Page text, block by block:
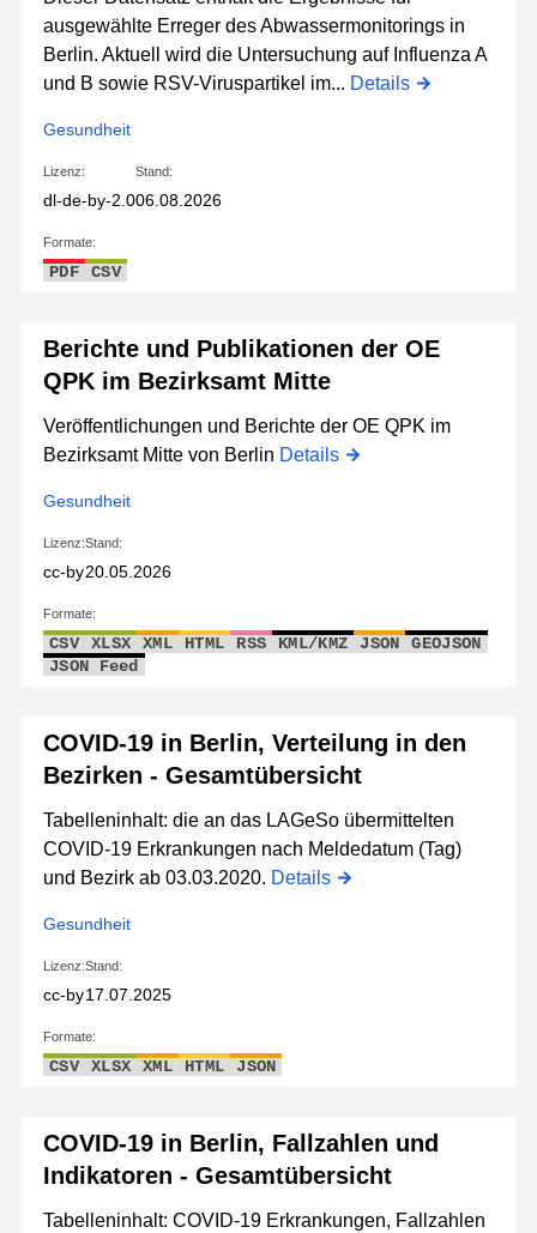
ausgewählte Erreger des Abwassermonitorings in
Berlin. Aktuell wird die Untersuchung auf Influenza A
und B sowie RSV-Viruspartikel im... Details
Gesundheit
Lizenz:
dl-de-by-2.0
Stand:
06.08.2026
Formate:
PDF CSV
Berichte und Publikationen der OE
QPK im Bezirksamt Mitte
Veröffentlichungen und Berichte der OE QPK im
Bezirksamt Mitte von Berlin Details
Gesundheit
Lizenz:
cc-by
Stand:
20.05.2026
Formate:
CSV XLSX XML HTML RSS KML/KMZ JSON
GEOJSON
JSON Feed
COVID-19 in Berlin, Verteilung in den
Bezirken - Gesamtübersicht
Tabelleninhalt: die an das LAGeSo übermittelten
COVID-19 Erkrankungen nach Meldedatum (Tag)
und Bezirk ab 03.03.2020. Details
Gesundheit
Lizenz:
cc-by
Stand:
17.07.2025
Formate:
CSV XLSX XML HTML JSON
COVID-19 in Berlin, Fallzahlen und
Indikatoren - Gesamtübersicht
Tabelleninhalt: COVID-19 Erkrankungen, Fallzahlen